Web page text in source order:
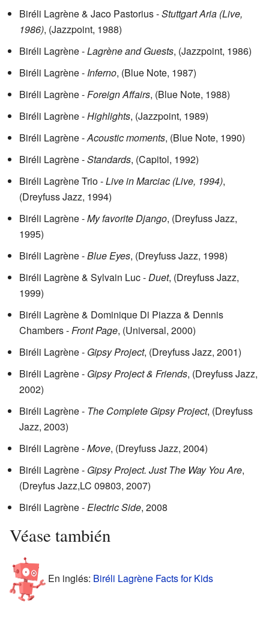
Biréli Lagrène & Jaco Pastorius -Stuttgart Aria (Live,
1986), (Jazzpoint, 1988)
Biréli Lagrène -Lagrène and Guests, (Jazzpoint, 1986)
Biréli Lagrène - Inferno, (Blue Note, 1987)
Biréli Lagrène -Foreign Affairs, (Blue Note, 1988)
Biréli Lagrène -Highlights, (Jazzpoint, 1989)
Biréli Lagrène -Acoustic moments, (Blue Note, 1990)
Biréli Lagrène -Standards, (Capitol, 1992)
Biréli Lagrène Trio -Live in Marciac (Live, 1994),
(Dreyfuss Jazz, 1994)
Biréli Lagrène -My favorite Django, (Dreyfuss Jazz,
1995)
Biréli Lagrène -Blue Eyes, (Dreyfuss Jazz, 1998)
Biréli Lagrène & Sylvain Luc -Duet, (Dreyfuss Jazz,
1999)
Biréli Lagrène & Dominique Di Piazza & Dennis
Chambers -Front Page, (Universal, 2000)
Biréli Lagrène - Gipsy Project, (Dreyfuss Jazz, 2001)
Biréli Lagrène - Gipsy Project & Friends, (Dreyfuss Jazz,
2002)
Biréli Lagrène - The Complete Gipsy Project, (Dreyfuss
Jazz, 2003)
Biréli Lagrène -Move, (Dreyfuss Jazz, 2004)
Biréli Lagrène - Gipsy Project. Just The Way You Are,
(Dreyfus Jazz,LC 09803, 2007)
Biréli Lagrène -Electric Side, 2008
Véase también
En inglés: Biréli Lagrène Facts for Kids